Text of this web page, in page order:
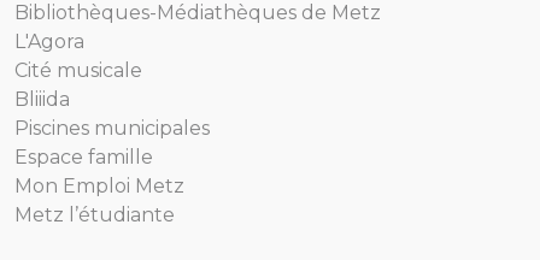
Bibliothèques-Médiathèques de Metz
L'Agora
Cité musicale
Bliiida
Piscines municipales
Espace famille
Mon Emploi Metz
Metz l’étudiante